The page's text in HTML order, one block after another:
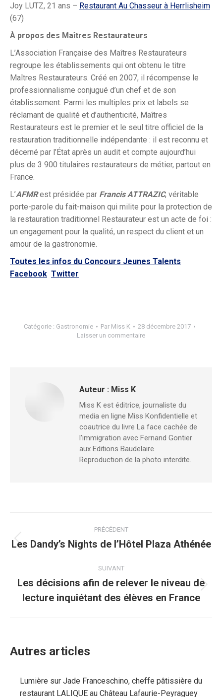
Joy LUTZ, 21 ans – Restaurant Au Chasseur à Herrlisheim
(67)
À propos des Maîtres Restaurateurs
L’Association Française des Maîtres Restaurateurs
regroupe les établissements qui ont obtenu le titre
Maîtres Restaurateurs. Créé en 2007, il récompense le
professionnalisme conjugué d’un chef et de son
établissement. Parmi les multiples prix et labels se
réclamant de qualité et d’authenticité, Maîtres
Restaurateurs est le premier et le seul titre officiel de la
restauration traditionnelle indépendante : il est reconnu et
décerné par l’État après un audit et compte aujourd’hui
plus de 3 900 titulaires restaurateurs de métier, partout en
France.
L’AFMRest présidée par Francis ATTRAZIC, véritable
porte-parole du fait-maison qui milite pour la protection de
la restauration traditionnel Restaurateur est un acte de foi :
un engagement pour la qualité, un respect du client et un
amour de la gastronomie.
Toutes les infos du Concours Jeunes Talents
Facebook Twitter
Catégorie : Gastronomie Par Miss K
28 décembre 2017
Laisser un commentaire
Auteur : Miss K
Miss K est éditrice, journaliste du
media en ligne Miss Konfidentielle et
coautrice du livre La face cachée de
l'immigration avec Fernand Gontier
aux Editions Baudelaire.
Reproduction de la photo interdite.
article
PRÉCÉDENT
Article
:
Les Dandy’s Nights de l’Hôtel Plaza Athénée
SUIVANT
suivant
Les décisions afin de relever le niveau de
lecture inquiétant des élèves en France
Autres articles
Lumière sur Jade Franceschino, cheffe pâtissière du
restaurant LALIQUE au Château Lafaurie-Peyraguey